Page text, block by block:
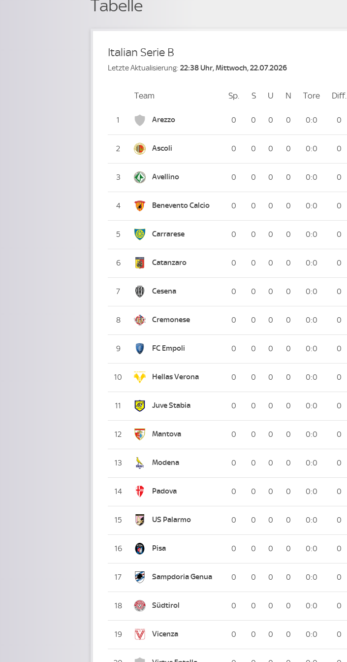
Tabelle
Italian Serie B
Letzte Aktualisierung: 22:38 Uhr, Mittwoch, 22.07.2026
PlatzTeam Sp. Spiele
SSiege
U Unentschieden
N Niederlagen
Tore ToreDiff.
1 Arezzo 0 0 0 0 0:0 0
2 Ascoli 0 0 0 0 0:0 0
3 Avellino 0 0 0 0 0:0 0
4 Benevento Calcio 0 0 0 0 0:0 0
5 Carrarese 0 0 0 0 0:0 0
6 Catanzaro 0 0 0 0 0:0 0
7 Cesena 0 0 0 0 0:0 0
8 Cremonese 0 0 0 0 0:0 0
9 FC Empoli 0 0 0 0 0:0 0
10 Hellas Verona 0 0 0 0 0:0 0
11 Juve Stabia 0 0 0 0 0:0 0
12 Mantova 0 0 0 0 0:0 0
13 Modena 0 0 0 0 0:0 0
14 Padova 0 0 0 0 0:0 0
15 US Palarmo 0 0 0 0 0:0 0
16 Pisa 0 0 0 0 0:0 0
17 Sampdoria Genua 0 0 0 0 0:0 0
18 Südtirol 0 0 0 0 0:0 0
19 Vicenza 0 0 0 0 0:0 0